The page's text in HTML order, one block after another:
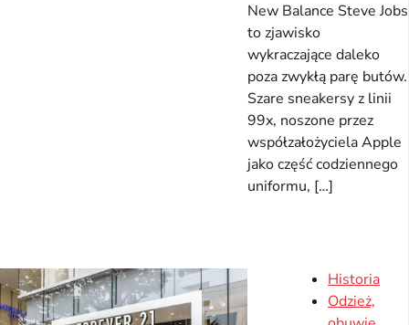
New Balance Steve Jobs
to zjawisko
wykraczające daleko
poza zwykłą parę butów.
Szare sneakersy z linii
99x, noszone przez
współzałożyciela Apple
jako część codziennego
uniformu, […]
Historia
Odzież,